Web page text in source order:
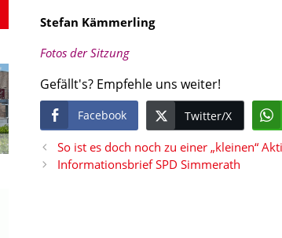
Stefan Kämmerling
Fotos der Sitzung
Gefällt's? Empfehle uns weiter!
Facebook Twitter/X
So ist es doch noch zu einer „kleinen“
Informationsbrief SPD Simmerath